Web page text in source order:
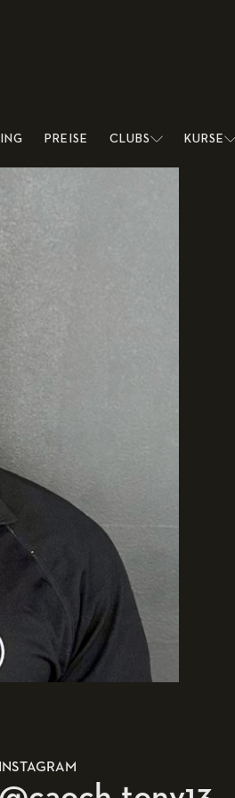
PREISE CLUBS KURSE
INSTAGRAM